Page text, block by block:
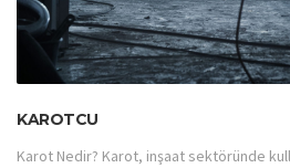
KAROTCU
Karot Nedir? Karot, inşaat sektöründe